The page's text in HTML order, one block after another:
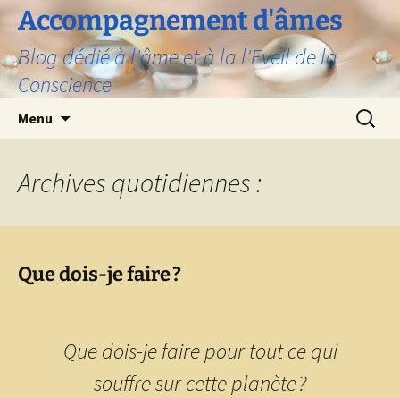
Aller
contenu
Accompagnement d'âmes
Blog dédié à l'âme et à la l'Eveil de la
Conscience
Menu
Archives quotidiennes :
Que dois-je faire ?
Que dois-je faire pour tout ce qui
souffre sur cette planète ?